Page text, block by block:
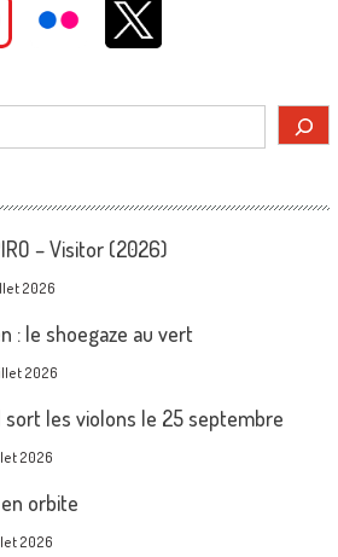
– Visitor (2026)
2026
: le shoegaze au vert
2026
sort les violons le 25 septembre
2026
orbite
2026